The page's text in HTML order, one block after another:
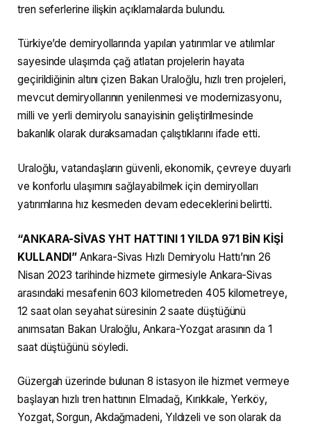
tren seferlerine ilişkin açıklamalarda bulundu.
Türkiye’de demiryollarında yapılan yatırımlar ve atılımlar
sayesinde ulaşımda çağ atlatan projelerin hayata
geçirildiğinin altını çizen Bakan Uraloğlu, hızlı tren projeleri,
mevcut demiryollarının yenilenmesi ve modernizasyonu,
milli ve yerli demiryolu sanayisinin geliştirilmesinde
bakanlık olarak duraksamadan çalıştıklarını ifade etti.
Uraloğlu, vatandaşların güvenli, ekonomik, çevreye duyarlı
ve konforlu ulaşımını sağlayabilmek için demiryolları
yatırımlarına hız kesmeden devam edeceklerini belirtti.
“ANKARA-SİVAS YHT HATTINI 1 YILDA 971 BİN KİŞİ
KULLANDI” Ankara-Sivas Hızlı Demiryolu Hattı’nın 26
Nisan 2023 tarihinde hizmete girmesiyle Ankara-Sivas
arasındaki mesafenin 603 kilometreden 405 kilometreye,
12 saat olan seyahat süresinin 2 saate düştüğünü
anımsatan Bakan Uraloğlu, Ankara-Yozgat arasının da 1
saat düştüğünü söyledi.
Güzergah üzerinde bulunan 8 istasyon ile hizmet vermeye
başlayan hızlı tren hattının Elmadağ, Kırıkkale, Yerköy,
Yozgat, Sorgun, Akdağmadeni, Yıldızeli ve son olarak da